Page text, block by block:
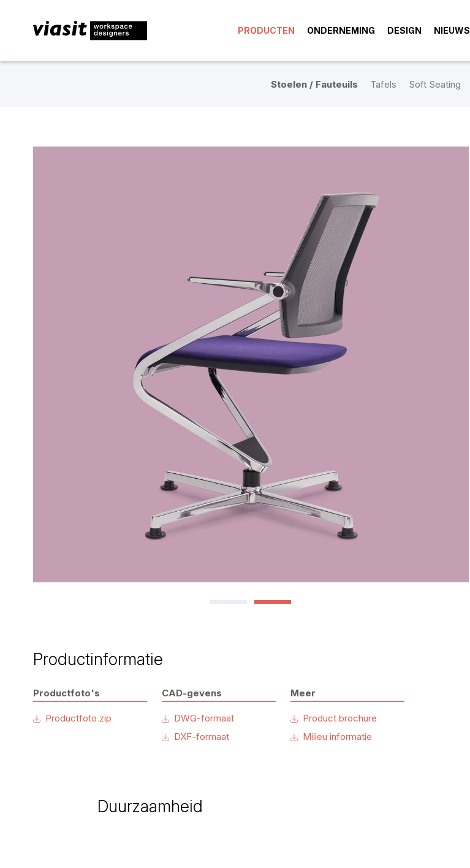
PRODUCTEN ONDERNEMING DESIGN NIEUWS
Stoelen / Fauteuils Tafels Soft Seating
Productinformatie
Productfoto's
Productfoto.zip
CAD-gevens
DWG-formaat
DXF-formaat
Meer
Product brochure
Milieu informatie
Duurzaamheid